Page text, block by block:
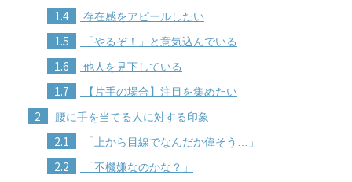
1.4 存在感をアピールしたい
1.5 「やるぞ！」と意気込んでいる
1.6 他人を見下している
1.7 【片手の場合】注目を集めたい
2 腰に手を当てる人に対する印象
2.1 「上から目線でなんだか偉そう…」
2.2 「不機嫌なのかな？」